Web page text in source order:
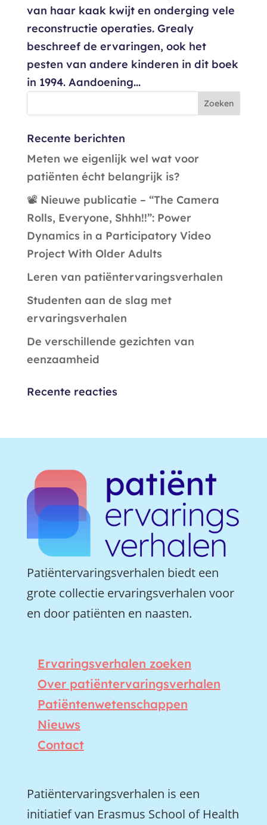
van haar kaak kwijt en onderging vele
reconstructie operaties. Grealy
beschreef de ervaringen, ook het
pesten van andere kinderen in dit boek
in 1994. Aandoening...
Recente berichten
Meten we eigenlijk wel wat voor
patiënten écht belangrijk is?
📽️ Nieuwe publicatie – “The Camera
Rolls, Everyone, Shhh!!”: Power
Dynamics in a Participatory Video
Project With Older Adults
Leren van patiëntervaringsverhalen
Studenten aan de slag met
ervaringsverhalen
De verschillende gezichten van
eenzaamheid
Recente reacties
Patiëntervaringsverhalen biedt een
grote collectie ervaringsverhalen voor
en door patiënten en naasten.
Ervaringsverhalen zoeken
Over patiëntervaringsverhalen
Patiëntenwetenschappen
Nieuws
Contact
Patiëntervaringsverhalen is een
initiatief van Erasmus School of Health